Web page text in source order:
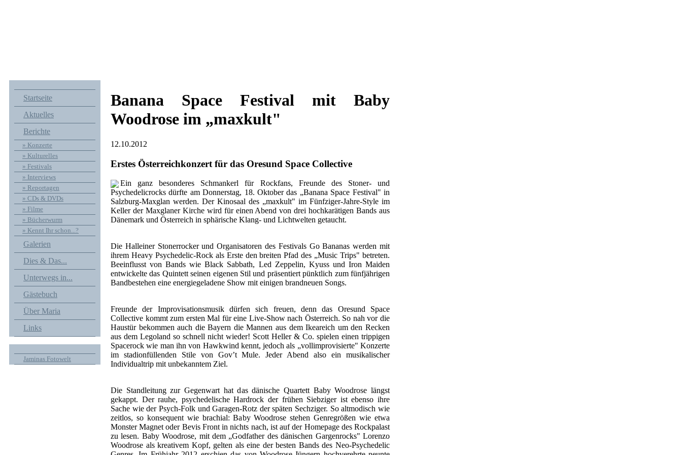
Startseite
Aktuelles
Berichte
» Konzerte
» Kulturelles
» Festivals
» Interviews
» Reportagen
» CDs & DVDs
» Filme
» Bücherwurm
» Kennt Ihr schon...?
Galerien
Dies & Das...
Unterwegs in...
Gästebuch
Über Maria
Links
Jaminas Fotowelt
Banana Space Festival mit Baby
Woodrose im „maxkult"
12.10.2012
Erstes Österreichkonzert für das Oresund Space Collective
Ein ganz besonderes Schmankerl für Rockfans, Freunde des Stoner- und
Psychedelicrocks dürfte am Donnerstag, 18. Oktober das „Banana Space Festival" in
Salzburg-Maxglan werden. Der Kinosaal des „maxkult" im Fünfziger-Jahre-Style im
Keller der Maxglaner Kirche wird für einen Abend von drei hochkarätigen Bands aus
Dänemark und Österreich in sphärische Klang- und Lichtwelten getaucht.
Die Halleiner Stonerrocker und Organisatoren des Festivals Go Bananas werden mit
ihrem Heavy Psychedelic-Rock als Erste den breiten Pfad des „Music Trips" betreten.
Beeinflusst von Bands wie Black Sabbath, Led Zeppelin, Kyuss und Iron Maiden
entwickelte das Quintett seinen eigenen Stil und präsentiert pünktlich zum fünfjährigen
Bandbestehen eine energiegeladene Show mit einigen brandneuen Songs.
Freunde der Improvisationsmusik dürfen sich freuen, denn das Oresund Space
Collective kommt zum ersten Mal für eine Live-Show nach Österreich. So nah vor die
Haustür bekommen auch die Bayern die Mannen aus dem Ikeareich um den Recken
aus dem Legoland so schnell nicht wieder! Scott Heller & Co. spielen einen trippigen
Spacerock wie man ihn von Hawkwind kennt, jedoch als „vollimprovisierte" Konzerte
im stadionfüllenden Stile von Gov’t Mule. Jeder Abend also ein musikalischer
Individualtrip mit unbekanntem Ziel.
Die Standleitung zur Gegenwart hat das dänische Quartett Baby Woodrose längst
gekappt. Der rauhe, psychedelische Hardrock der frühen Siebziger ist ebenso ihre
Sache wie der Psych-Folk und Garagen-Rotz der späten Sechziger. So altmodisch wie
zeitlos, so konsequent wie brachial: Baby Woodrose stehen Genregrößen wie etwa
Monster Magnet oder Bevis Front in nichts nach, ist auf der Homepage des Rockpalast
zu lesen. Baby Woodrose, mit dem „Godfather des dänischen Gargenrocks" Lorenzo
Woodrose als kreativem Kopf, gelten als eine der besten Bands des Neo-Psychedelic